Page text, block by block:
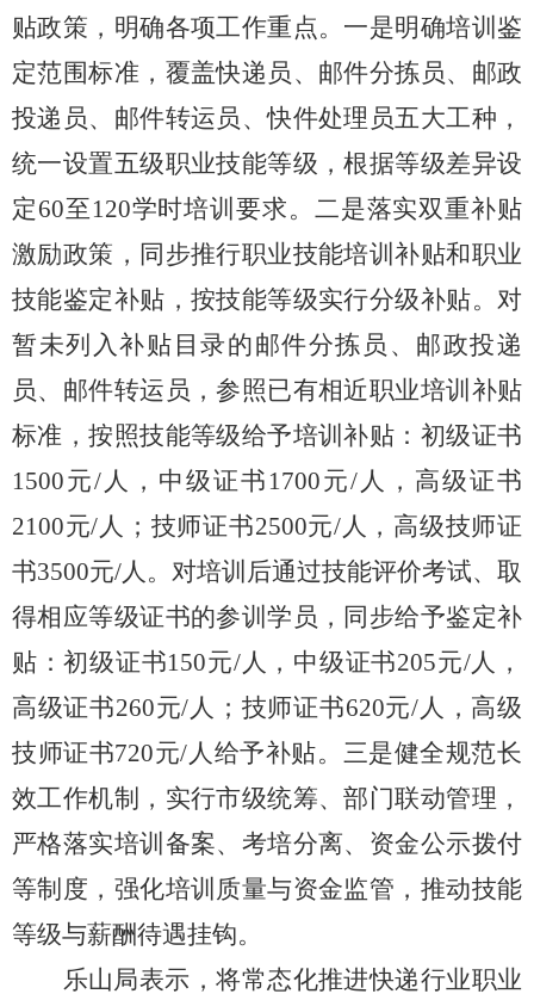
贴政策，明确各项工作重点。一是明确培训鉴
定范围标准，覆盖快递员、邮件分拣员、邮政
投递员、邮件转运员、快件处理员五大工种，
统一设置五级职业技能等级，根据等级差异设
定60至120学时培训要求。二是落实双重补贴
激励政策，同步推行职业技能培训补贴和职业
技能鉴定补贴，按技能等级实行分级补贴。对
暂未列入补贴目录的邮件分拣员、邮政投递
员、邮件转运员，参照已有相近职业培训补贴
标准，按照技能等级给予培训补贴：初级证书
1500元/人，中级证书1700元/人，高级证书
2100元/人；技师证书2500元/人，高级技师证
书3500元/人。对培训后通过技能评价考试、取
得相应等级证书的参训学员，同步给予鉴定补
贴：初级证书150元/人，中级证书205元/人，
高级证书260元/人；技师证书620元/人，高级
技师证书720元/人给予补贴。三是健全规范长
效工作机制，实行市级统筹、部门联动管理，
严格落实培训备案、考培分离、资金公示拨付
等制度，强化培训质量与资金监管，推动技能
等级与薪酬待遇挂钩。
乐山局表示，将常态化推进快递行业职业